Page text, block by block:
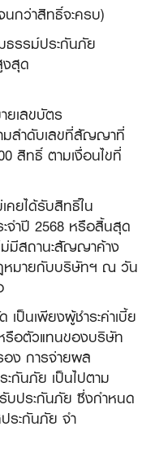
กว่าสิทธิ์จะครบ)
รรม์ประกันภัย
สุด
เลขบัตร
มลำดับเลขที่สัญญาที่
สิทธิ์ ตามเงื่อนไขที่
คยได้รับสิทธิ์ใน
จำปี 2568 หรือสิ้นสุด
ม่มีสถานะสัญญาค้าง
หมายกับบริษัทฯ ณ วัน
ป็นเพียงผู้ชำระค่าเบี้ย
รือตัวแทนของบริษัท
ง การจ่ายผล
กันภัย เป็นไปตาม
บประกันภัย ซึ่งกำหนด
ระกันภัย จํา